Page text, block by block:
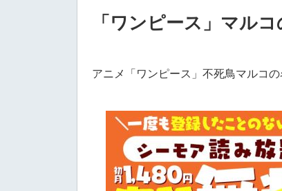
「ワンピース」マル
アニメ「ワンピース」不死鳥マルコ